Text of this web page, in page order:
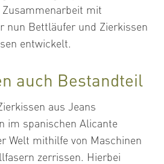
Zusammenarbeit mit
nun Bettläufer und Zierkissen
entwickelt.
auch Bestandteil
aus Jeans
im spanischen Alicante
Welt mithilfe von Maschinen
zerrissen. Hierbei